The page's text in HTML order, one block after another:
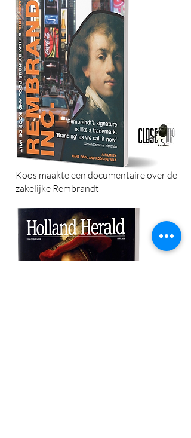
Koos maakte een documentaire over de
zakelijke Rembrandt